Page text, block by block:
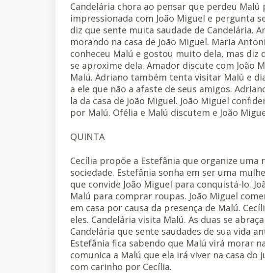
Candelária chora ao pensar que perdeu Malú
impressionada com João Miguel e pergunta
diz que sente muita saudade de Candelária.
morando na casa de João Miguel. Maria
conheceu Malú e gostou muito dela, mas diz
se aproxime dela. Amador discute com João
Malú. Adriano também tenta visitar Malú e
a ele que não a afaste de seus amigos.
la da casa de João Miguel. João Miguel
por Malú. Ofélia e Malú discutem e João
QUINTA
Cecília propõe a Estefânia que organize uma
sociedade. Estefânia sonha em ser uma
que convide João Miguel para conquistá-lo.
Malú para comprar roupas. João Miguel
em casa por causa da presença de Malú.
eles. Candelária visita Malú. As duas se
Candelária que sente saudades de sua vida
Estefânia fica sabendo que Malú virá morar
comunica a Malú que ela irá viver na casa do
com carinho por Cecília.